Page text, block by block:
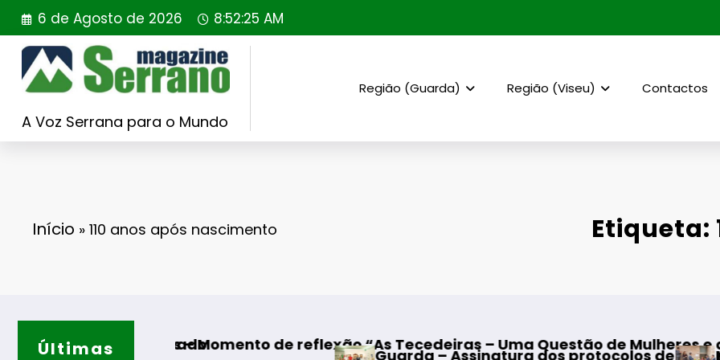
Saltar
para
conteúdo
6 de Agosto de 2026 8:52:26 AM
A Voz Serrana para o Mundo
Região (Guarda) Região (Viseu) Contactos
Início » 110 anos após nascimento Etiqueta:
Últimas
sorteado– Momento de reflexão “As Tecedeiras – Uma Questão de Mulheres e de Homens”
Guarda – Assinatura dos protocolos de cooperação entre
Mangualde –